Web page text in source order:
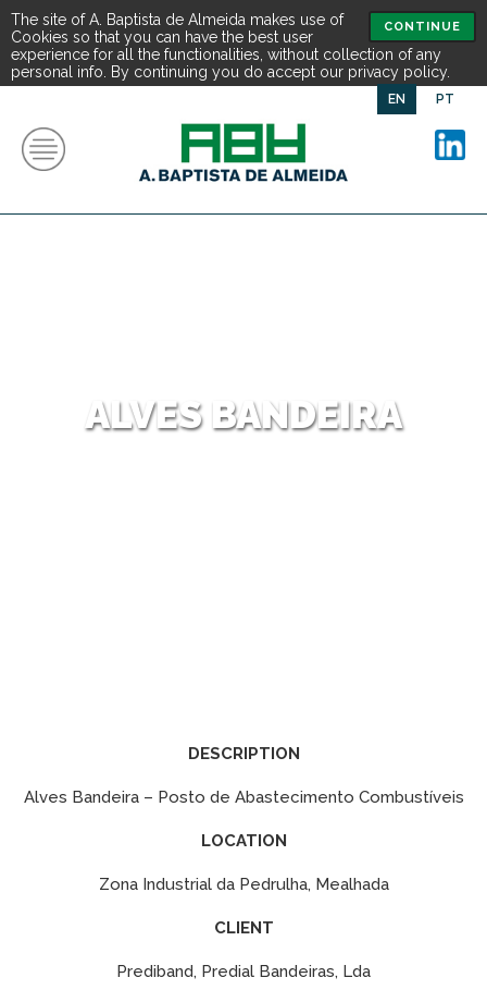
CONTINUE
The site of A. Baptista de Almeida makes use of
Cookies so that you can have the best user
experience for all the functionalities, without collection of any
personal info. By continuing you do accept our privacy policy.
EN PT
ALVES BANDEIRA
DESCRIPTION
Alves Bandeira – Posto de Abastecimento Combustíveis
LOCATION
Zona Industrial da Pedrulha, Mealhada
CLIENT
Prediband, Predial Bandeiras, Lda